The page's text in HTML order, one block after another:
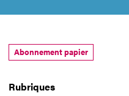
Rubriques
Abonnement papier